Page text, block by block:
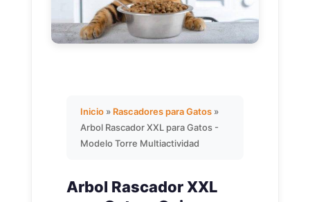
Inicio» Rascadores para Gatos»
Arbol Rascador XXL para Gatos -
Modelo Torre Multiactividad
Arbol Rascador XXL